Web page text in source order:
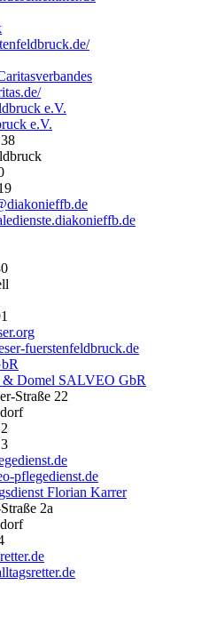
e.V.
fuerstenfeldbruck.de
& Domel SALVEO GbR
Straße 22
pflegedienst.de
Florian Karrer
2a